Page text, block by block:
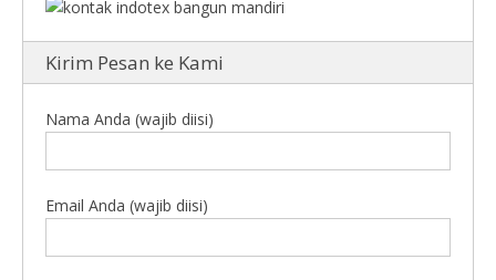
Kirim Pesan ke Kami
Nama Anda (wajib diisi)
Email Anda (wajib diisi)